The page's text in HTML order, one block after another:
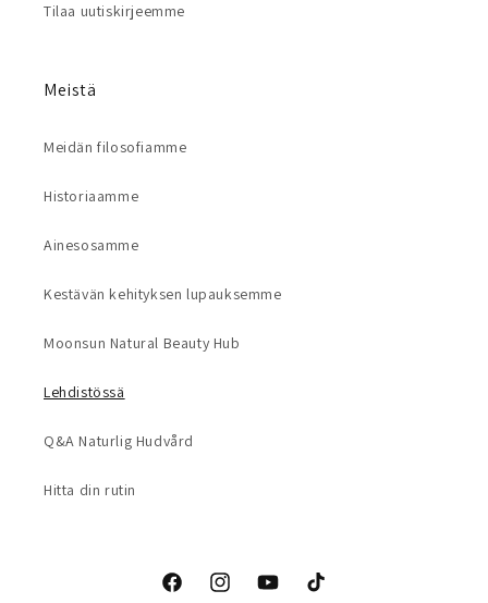
Tilaa uutiskirjeemme
Meistä
Meidän filosofiamme
Historiaamme
Ainesosamme
Kestävän kehityksen lupauksemme
Moonsun Natural Beauty Hub
Lehdistössä
Q&A Naturlig Hudvård
Hitta din rutin
FacebookInstagramYouTubeTikTok